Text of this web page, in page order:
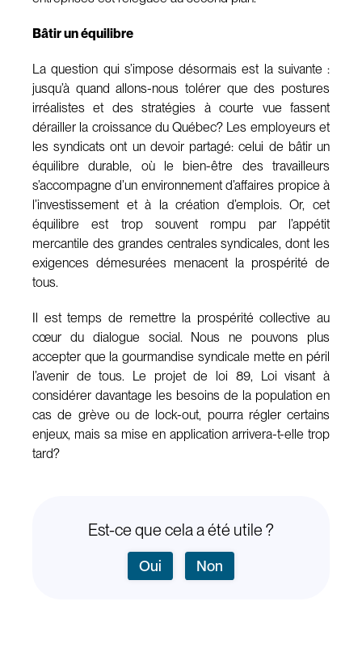
Bâtir un équilibre
La question qui s’impose désormais est la suivante :
jusqu’à quand allons-nous tolérer que des postures
irréalistes et des stratégies à courte vue fassent
dérailler la croissance du Québec? Les employeurs et
les syndicats ont un devoir partagé: celui de bâtir un
équilibre durable, où le bien-être des travailleurs
s’accompagne d’un environnement d’affaires propice à
l’investissement et à la création d’emplois. Or, cet
équilibre est trop souvent rompu par l’appétit
mercantile des grandes centrales syndicales, dont les
exigences démesurées menacent la prospérité de
tous.
Il est temps de remettre la prospérité collective au
cœur du dialogue social. Nous ne pouvons plus
accepter que la gourmandise syndicale mette en péril
l’avenir de tous. Le projet de loi 89, Loi visant à
considérer davantage les besoins de la population en
cas de grève ou de lock-out, pourra régler certains
enjeux, mais sa mise en application arrivera-t-elle trop
tard?
Est-ce que cela a été utile ?
Oui Non